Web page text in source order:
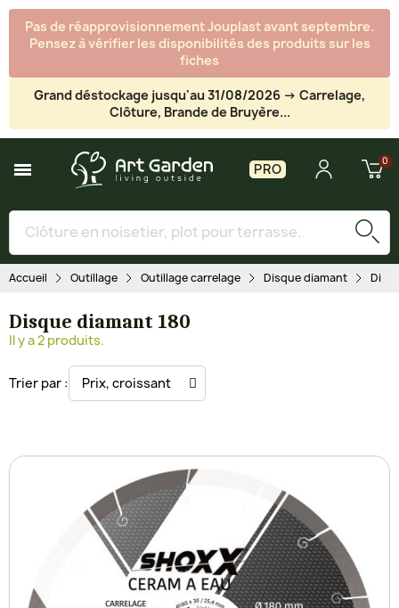
Pas de réapprovisionnement Jouplast avant septembre.
Pensez à vérifier les disponibilités des produits sur les
fiches
Grand déstockage jusqu'au 31/08/2026 -> Carrelage,
Clôture, Brande de Bruyère...
PRO
Accueil Outillage Outillage carrelage Disque diamant
Disque diamant 180
Il y a 2 produits.
Trier par :